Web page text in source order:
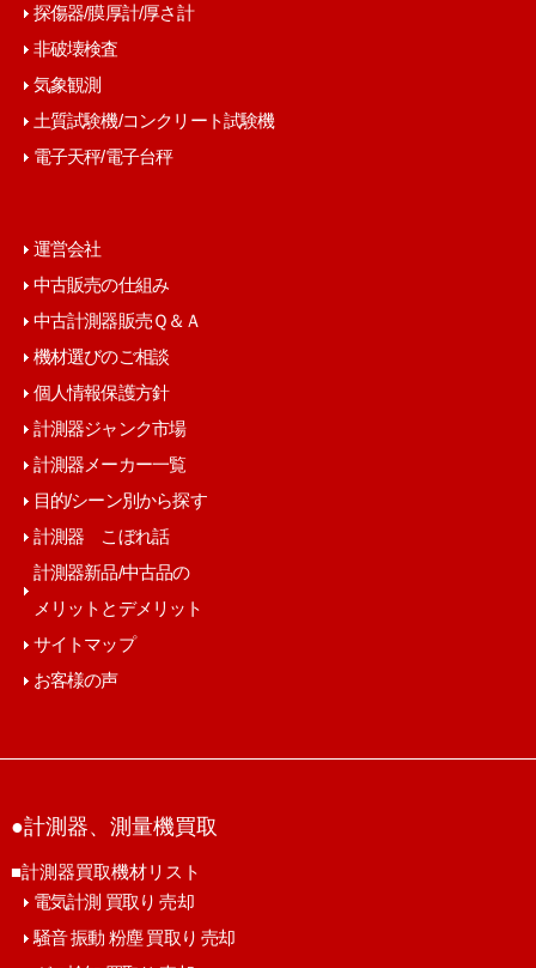
探傷器/膜厚計/厚さ計
非破壊検査
気象観測
土質試験機/コンクリート試験機
電子天秤/電子台秤
運営会社
中古販売の仕組み
中古計測器販売Ｑ＆Ａ
機材選びのご相談
個人情報保護方針
計測器ジャンク市場
計測器メーカー一覧
目的/シーン別から探す
計測器 こぼれ話
計測器新品/中古品の
メリットとデメリット
サイトマップ
お客様の声
●計測器、測量機買取
■計測器買取機材リスト
電気計測 買取り 売却
騒音 振動 粉塵 買取り 売却